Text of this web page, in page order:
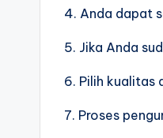
4. Anda dapat
5. Jika Anda
6. Pilih kualitas
7. Proses